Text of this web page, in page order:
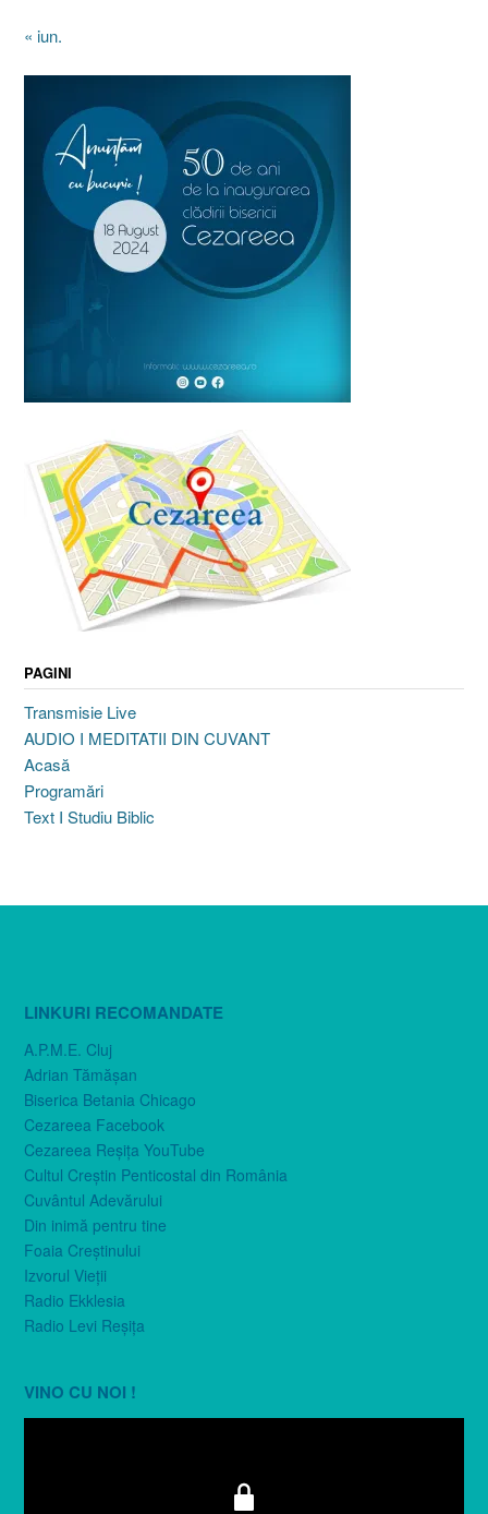
« iun.
PAGINI
Transmisie Live
AUDIO I MEDITATII DIN CUVANT
Acasă
Programări
Text I Studiu Biblic
LINKURI RECOMANDATE
A.P.M.E. Cluj
Adrian Tămăşan
Biserica Betania Chicago
Cezareea Facebook
Cezareea Reşiţa YouTube
Cultul Creştin Penticostal din România
Cuvântul Adevărului
Din inimă pentru tine
Foaia Creştinului
Izvorul Vieţii
Radio Ekklesia
Radio Levi Reşiţa
VINO CU NOI !